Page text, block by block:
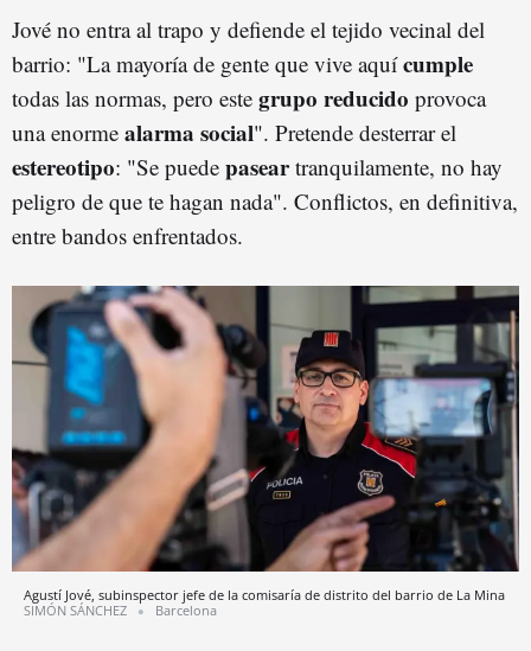
Jové no entra al trapo y defiende el tejido vecinal del
barrio: "La mayoría de gente que vive aquícumple
todas las normas, pero este grupo reducido provoca
una enorme alarma social". Pretende desterrar el
estereotipo: "Se puede paseartranquilamente, no hay
peligro de que te hagan nada". Conflictos, en definitiva,
entre bandos enfrentados.
Agustí Jové, subinspector jefe de la comisaría de distrito del barrio de La Mina
SIMÓN SÁNCHEZ
Barcelona